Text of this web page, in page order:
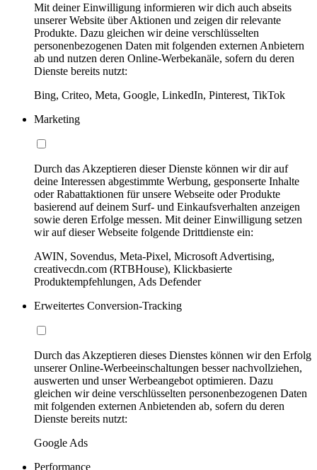
Mit deiner Einwilligung informieren wir dich auch abseits
unserer Website über Aktionen und zeigen dir relevante
Produkte. Dazu gleichen wir deine verschlüsselten
personenbezogenen Daten mit folgenden externen Anbietern
ab und nutzen deren Online-Werbekanäle, sofern du deren
Dienste bereits nutzt:
Bing, Criteo, Meta, Google, LinkedIn, Pinterest, TikTok
Marketing
Durch das Akzeptieren dieser Dienste können wir dir auf
deine Interessen abgestimmte Werbung, gesponserte Inhalte
oder Rabattaktionen für unsere Webseite oder Produkte
basierend auf deinem Surf- und Einkaufsverhalten anzeigen
sowie deren Erfolge messen. Mit deiner Einwilligung setzen
wir auf dieser Webseite folgende Drittdienste ein:
AWIN, Sovendus, Meta-Pixel, Microsoft Advertising,
creativecdn.com (RTBHouse), Klickbasierte
Produktempfehlungen, Ads Defender
Erweitertes Conversion-Tracking
Durch das Akzeptieren dieses Dienstes können wir den Erfolg
unserer Online-Werbeeinschaltungen besser nachvollziehen,
auswerten und unser Werbeangebot optimieren. Dazu
gleichen wir deine verschlüsselten personenbezogenen Daten
mit folgenden externen Anbietenden ab, sofern du deren
Dienste bereits nutzt:
Google Ads
Performance